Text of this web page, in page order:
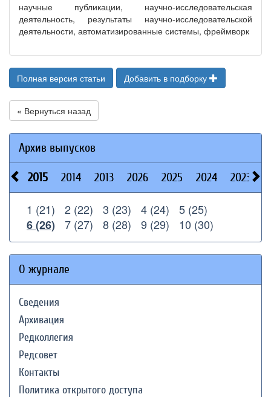
научные публикации, научно-исследовательская
деятельность, результаты научно-исследовательской
деятельности, автоматизированные системы, фреймворк
Полная версия статьи Добавить в подборку
« Вернуться назад
Архив выпусков
2015 2014 2013 2026 2025 2024 2023
1 (21) 2 (22) 3 (23) 4 (24)
5 (25)
6 (26)
7 (27) 8 (28) 9 (29) 10 (30)
О журнале
Сведения
Архивация
Редколлегия
Редсовет
Контакты
Политика открытого доступа